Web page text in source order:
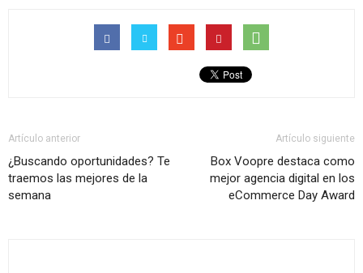
Artículo anterior
¿Buscando oportunidades? Te
traemos las mejores de la
semana
Artículo siguiente
Box Voopre destaca como
mejor agencia digital en los
eCommerce Day Award